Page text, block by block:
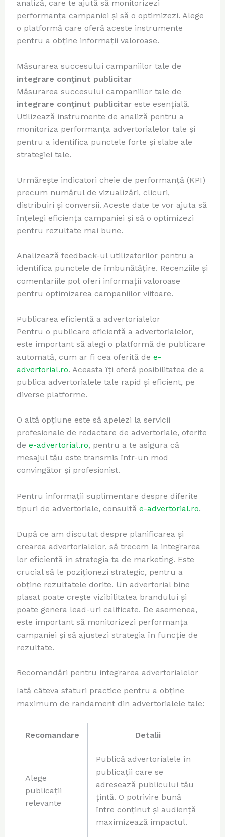
analiză, care te ajută să monitorizezi
performanța campaniei și să o optimizezi. Alege
o platformă care oferă aceste instrumente
pentru a obține informații valoroase.
Măsurarea succesului campaniilor tale de
integrare conținut publicitar
Măsurarea succesului campaniilor tale de
integrare conținut publicitareste esențială.
Utilizează instrumente de analiză pentru a
monitoriza performanța advertorialelor tale și
pentru a identifica punctele forte și slabe ale
strategiei tale.
Urmărește indicatori cheie de performanță (KPI)
precum numărul de vizualizări, clicuri,
distribuiri și conversii. Aceste date te vor ajuta să
înțelegi eficiența campaniei și să o optimizezi
pentru rezultate mai bune.
Analizează feedback-ul utilizatorilor pentru a
identifica punctele de îmbunătățire. Recenziile și
comentariile pot oferi informații valoroase
pentru optimizarea campaniilor viitoare.
Publicarea eficientă a advertorialelor
Pentru o publicare eficientă a advertorialelor,
este important să alegi o platformă de publicare
automată, cum ar fi cea oferită de e-
advertorial.ro. Aceasta îți oferă posibilitatea de a
publica advertorialele tale rapid și eficient, pe
diverse platforme.
O altă opțiune este să apelezi la servicii
profesionale de redactare de advertoriale, oferite
de e-advertorial.ro, pentru a te asigura că
mesajul tău este transmis într-un mod
convingător și profesionist.
Pentru informații suplimentare despre diferite
tipuri de advertoriale, consultă e-advertorial.ro.
După ce am discutat despre planificarea și
crearea advertorialelor, să trecem la integrarea
lor eficientă în strategia ta de marketing. Este
crucial să le poziționezi strategic, pentru a
obține rezultatele dorite. Un advertorial bine
plasat poate crește vizibilitatea brandului și
poate genera lead-uri calificate. De asemenea,
este important să monitorizezi performanța
campaniei și să ajustezi strategia în funcție de
rezultate.
Recomandări pentru integrarea advertorialelor
Iată câteva sfaturi practice pentru a obține
maximum de randament din advertorialele tale:
Recomandare Detalii
Alege
publicații
relevante
Publică advertorialele în
publicații care se
adresează publicului tău
țintă. O potrivire bună
între conținut și audiență
maximizează impactul.